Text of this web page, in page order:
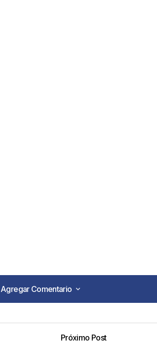
Agregar Comentario
Agregar Comentario
Próximo Post